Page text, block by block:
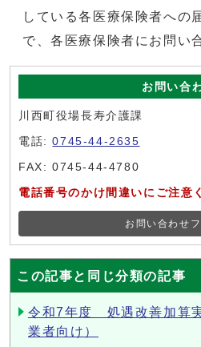
している各医療保険者への
で、各医療保険者にお問い
お問い合
川西町役場長寿介護課
電話:0745-44-2635
FAX: 0745-44-4780
電話番号のかけ間違いにご注意
お問い合わせ
この記事と同じ分類の記事
令和7年度 処遇改善加算
業者向け）